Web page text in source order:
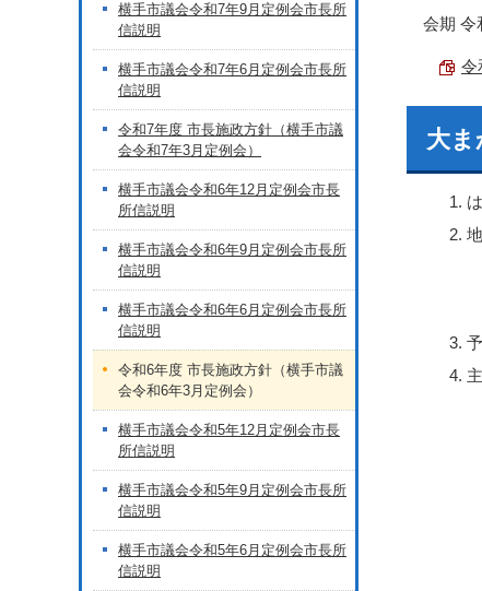
会期 令
令
大ま
横手市議会令和7年9月定例会市長所
信説明
横手市議会令和7年6月定例会市長所
信説明
令和7年度 市長施政方針（横手市議
会令和7年3月定例会）
横手市議会令和6年12月定例会市長
所信説明
横手市議会令和6年9月定例会市長所
信説明
横手市議会令和6年6月定例会市長所
信説明
令和6年度 市長施政方針（横手市議
会令和6年3月定例会）
横手市議会令和5年12月定例会市長
所信説明
横手市議会令和5年9月定例会市長所
信説明
横手市議会令和5年6月定例会市長所
信説明